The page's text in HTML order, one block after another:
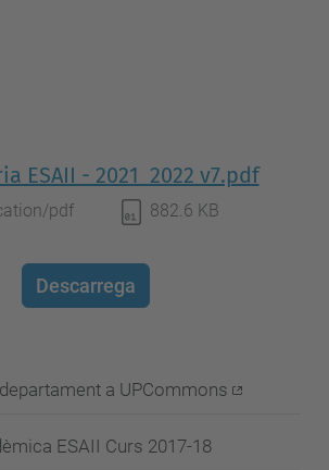
ESAII - 2021_2022 v7.pdf
pdf 882.6 KB
Descarrega
a UPCommons
ESAII Curs 2017-18